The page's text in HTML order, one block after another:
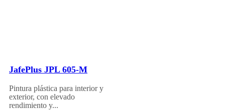
JafePlus JPL 605-M
Pintura plástica para interior y
exterior, con elevado
rendimiento y...